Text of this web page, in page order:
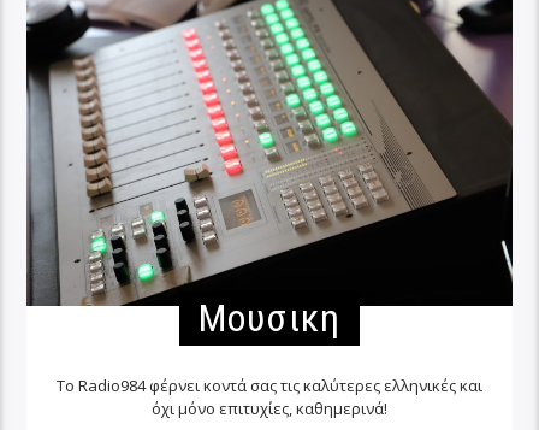
Μουσικη
Το Radio984 φέρνει κοντά σας τις καλύτερες ελληνικές και
όχι μόνο επιτυχίες, καθημερινά!